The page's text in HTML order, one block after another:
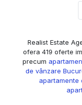
Realist Estate
ofera 419 oferte
precum
de vânzare
apartamente